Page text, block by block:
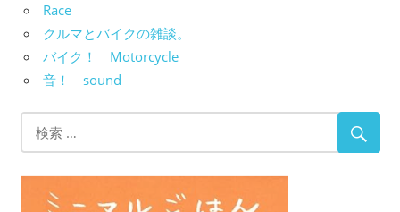
Race
クルマとバイクの雑談。
バイク！ Motorcycle
音！ sound